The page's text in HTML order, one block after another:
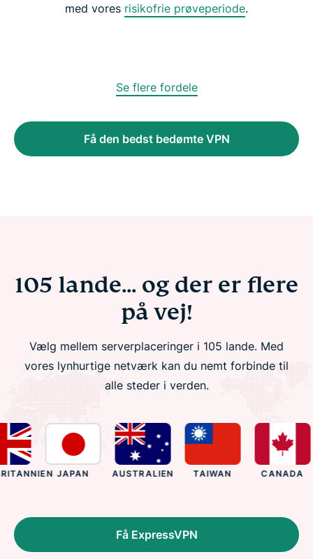
med vores risikofrie prøveperiode.
Se flere fordele
Få den bedst bedømte VPN
105 lande... og der er flere
på vej!
Vælg mellem serverplaceringer i 105 lande. Med
vores lynhurtige netværk kan du nemt forbinde til
alle steder i verden.
JAPAN AUSTRALIEN TAIWAN CANADA
Få ExpressVPN